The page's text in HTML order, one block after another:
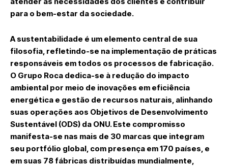
para o bem-estar da sociedade.
A sustentabilidade é um elemento central de sua
filosofia, refletindo-se na implementação de práticas
responsáveis em todos os processos de fabricação.
O Grupo Roca dedica-se à redução do impacto
ambiental por meio de inovações em eficiência
energética e gestão de recursos naturais, alinhando
suas operações aos Objetivos de Desenvolvimento
Sustentável (ODS) da ONU. Este compromisso
manifesta-se nas mais de 30 marcas que integram
seu portfólio global, com presença em 170 países, e
em suas 78 fábricas distribuídas mundialmente,